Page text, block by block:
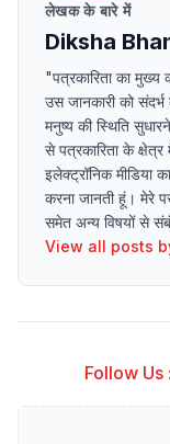
लेखक के बारे में
Diksha
"पत्रकारिता का मुख्य
उस जानकारी को
मनुष्य की स्थिति
से पत्रकारिता के
इलेक्ट्रॉनिक मीडिया
करना जानती हूं। मेरे
समेत अन्य विषयों से
View all posts
Follow Us :